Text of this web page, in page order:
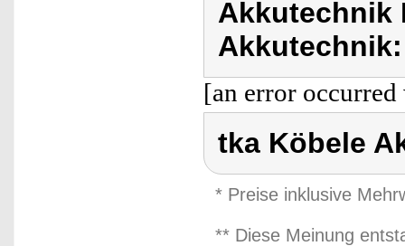
Akkutechnik
Akkutechnik:
[an error
tka Köbele
* Preise inklusive
** Diese Meinung